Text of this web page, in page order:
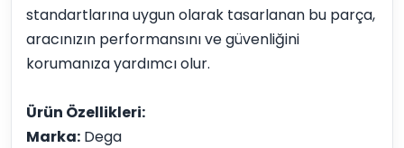
standartlarına uygun olarak tasarlanan bu parça,
aracınızın performansını ve güvenliğini
korumanıza yardımcı olur.
Ürün Özellikleri:
Marka: Dega